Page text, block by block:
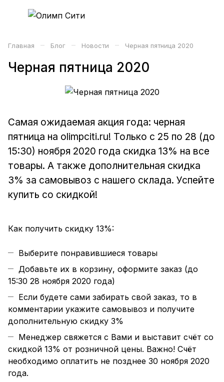
Главная – Блог – Новости – Черная пятница 2020
Черная пятница 2020
Самая ожидаемая акция года: черная
пятница на olimpciti.ru! Только с 25 по 28 (до
15:30) ноября 2020 года скидка 13% на все
товары. А также дополнительная скидка
3% за самовывоз с нашего склада. Успейте
купить со скидкой!
Как получить скидку 13%:
Выберите понравившиеся товары
Добавьте их в корзину, оформите заказ (до
15:30 28 ноября 2020 года)
Если будете сами забирать свой заказ, то в
комментарии укажите самовывоз и получите
дополнительную скидку 3%
Менеджер свяжется с Вами и выставит счёт со
скидкой 13% от розничной цены. Важно! Счёт
необходимо оплатить не позднее 30 ноября 2020
года.